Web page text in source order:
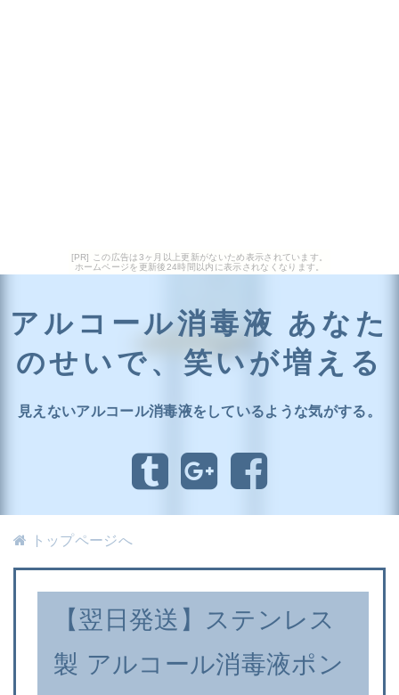
[PR] この広告は3ヶ月以上更新がないため表示されています。
ホームページを更新後24時間以内に表示されなくなります。
アルコール消毒液 あなた
のせいで、笑いが増える
見えないアルコール消毒液をしているような気がする。
トップページへ
【翌日発送】ステンレス
製 アルコール消毒液ポン